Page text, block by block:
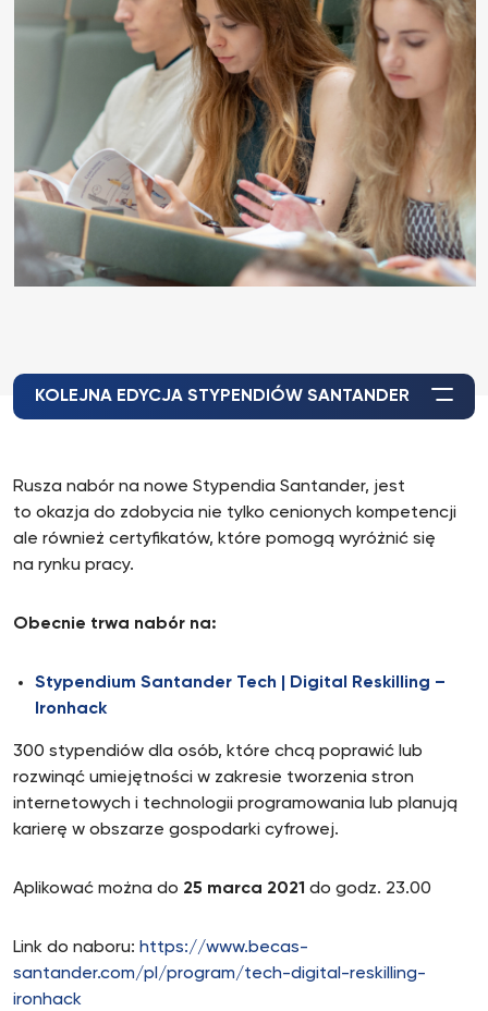
KOLEJNA EDYCJA STYPENDIÓW SANTANDER
Rusza nabór na nowe Stypendia Santander, jest
to okazja do zdobycia nie tylko cenionych kompetencji
ale również certyfikatów, które pomogą wyróżnić się
na rynku pracy.
Obecnie trwa nabór na:
Stypendium Santander Tech | Digital Reskilling –
Ironhack
300 stypendiów dla osób, które chcą poprawić lub
rozwinąć umiejętności w zakresie tworzenia stron
internetowych i technologii programowania lub planują
karierę w obszarze gospodarki cyfrowej.
Aplikować można do 25 marca 2021 do godz. 23.00
Link do naboru: https://www.becas-
santander.com/pl/program/tech-digital-reskilling-
ironhack